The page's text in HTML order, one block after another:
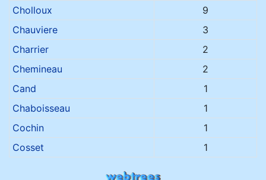
Noms de famille
Cholloux
9
Chauviere
3
Charrier
2
Chemineau
2
Cand
1
Chaboisseau
1
Cochin
1
Cosset
1